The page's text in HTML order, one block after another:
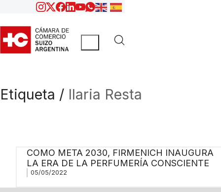
Etiqueta / Ilaria Resta
COMO META 2030, FIRMENICH INAUGURA
LA ERA DE LA PERFUMERÍA CONSCIENTE
05/05/2022